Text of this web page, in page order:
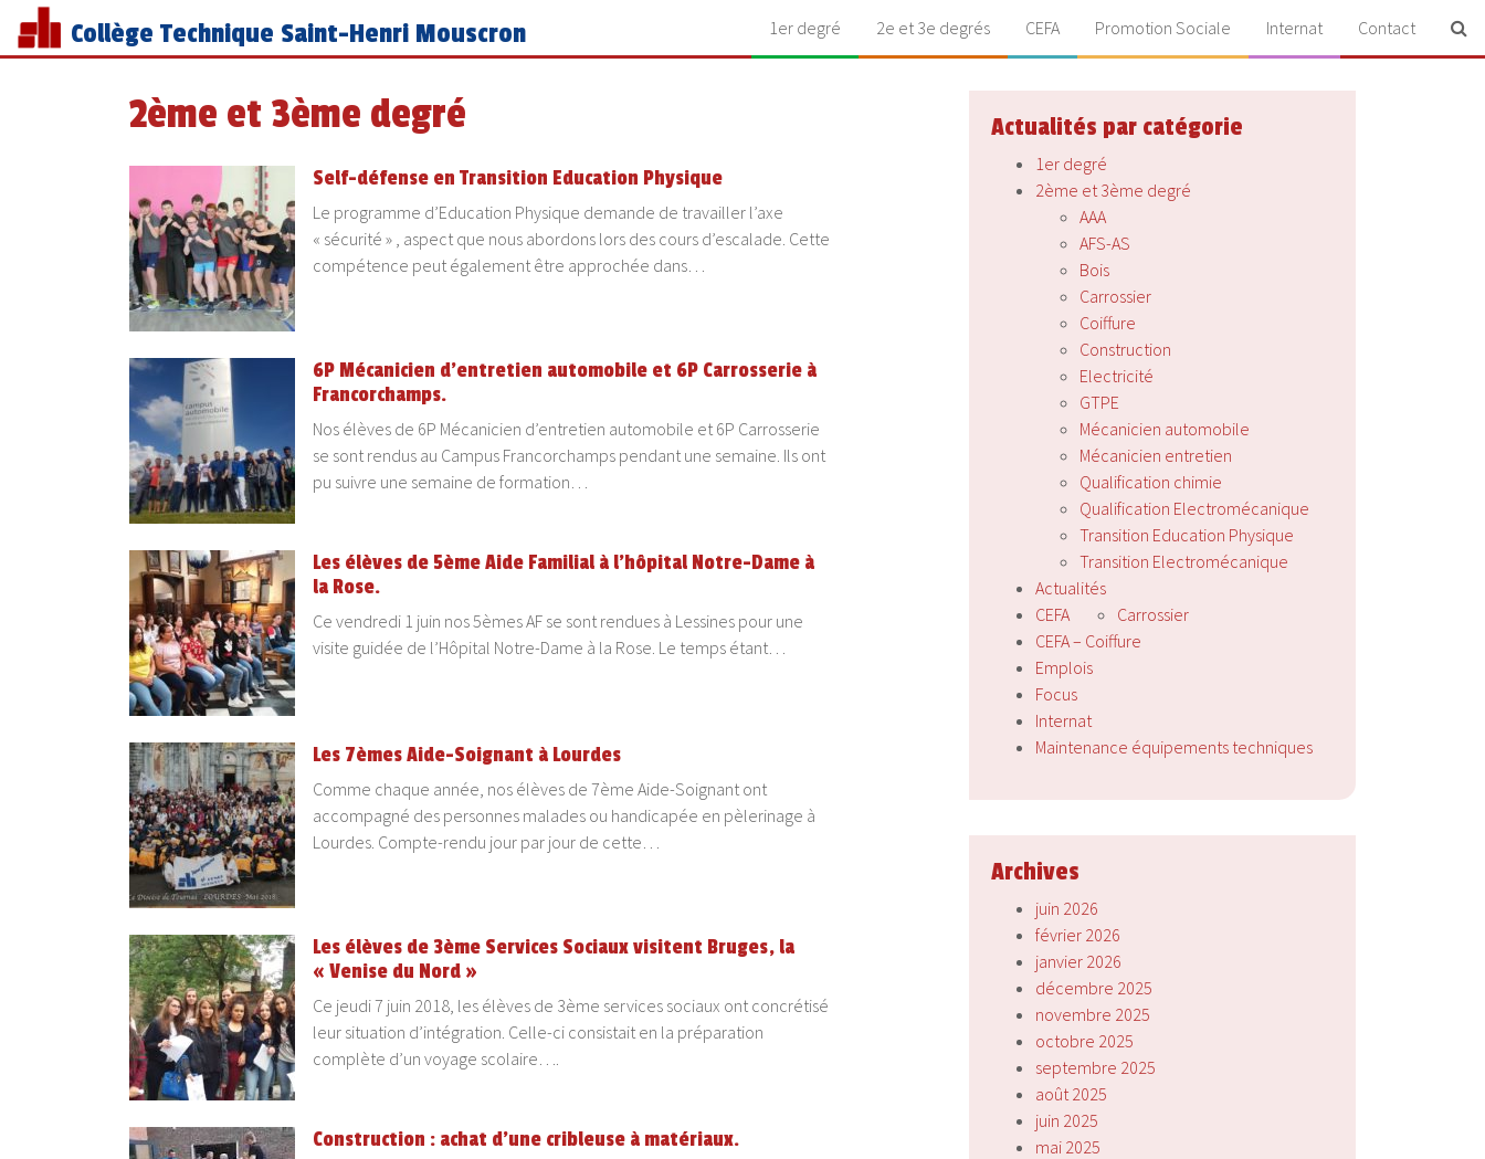
Collège Technique Saint-Henri Mouscron 1er degré 2e et 3e degrés CEFA Promotion Sociale Internat Contact
2ème et 3ème degré
Self-défense en Transition Education Physique
Le programme d’Education Physique demande de travailler l’axe
« sécurité » , aspect que nous abordons lors des cours d’escalade. Cette
compétence peut également être approchée dans…
6P Mécanicien d’entretien automobile et 6P Carrosserie à
Francorchamps.
Nos élèves de 6P Mécanicien d’entretien automobile et 6P Carrosserie
se sont rendus au Campus Francorchamps pendant une semaine. Ils ont
pu suivre une semaine de formation…
Les élèves de 5ème Aide Familial à l’hôpital Notre-Dame à
la Rose.
Ce vendredi 1 juin nos 5èmes AF se sont rendues à Lessines pour une
visite guidée de l’Hôpital Notre-Dame à la Rose. Le temps étant…
Les 7èmes Aide-Soignant à Lourdes
Comme chaque année, nos élèves de 7ème Aide-Soignant ont
accompagné des personnes malades ou handicapée en pèlerinage à
Lourdes. Compte-rendu jour par jour de cette…
Les élèves de 3ème Services Sociaux visitent Bruges, la
« Venise du Nord »
Ce jeudi 7 juin 2018, les élèves de 3ème services sociaux ont concrétisé
leur situation d’intégration. Celle-ci consistait en la préparation
complète d’un voyage scolaire….
Construction : achat d’une cribleuse à matériaux.
Actualités par catégorie
1er degré
2ème et 3ème degré
AAA
AFS-AS
Bois
Carrossier
Coiffure
Construction
Electricité
GTPE
Mécanicien automobile
Mécanicien entretien
Qualification chimie
Qualification Electromécanique
Transition Education Physique
Transition Electromécanique
Actualités
CEFA
Carrossier
CEFA – Coiffure
Emplois
Focus
Internat
Maintenance équipements techniques
Archives
juin 2026
février 2026
janvier 2026
décembre 2025
novembre 2025
octobre 2025
septembre 2025
août 2025
juin 2025
mai 2025